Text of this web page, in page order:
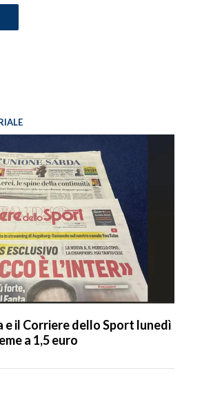
e il Corriere dello Sport lunedì
a 1,5 euro